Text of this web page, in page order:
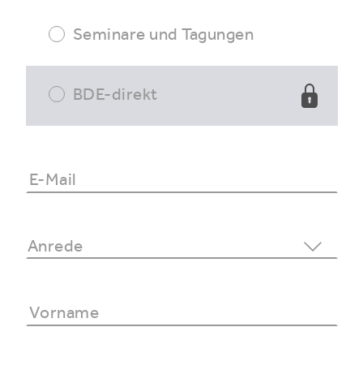
Seminare und Tagungen
BDE-direkt